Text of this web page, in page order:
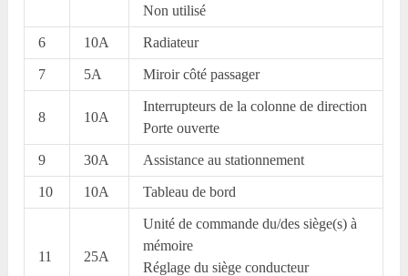
Non utilisé
6 10A Radiateur
7 5A Miroir côté passager
8 10A
Interrupteurs de la colonne de direction
Porte ouverte
9 30A Assistance au stationnement
10 10A Tableau de bord
11 25A
Unité de commande du/des siège(s) à
mémoire
Réglage du siège conducteur